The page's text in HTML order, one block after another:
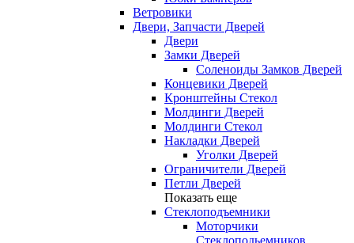
Ветровики
Двери, Запчасти Дверей
Двери
Замки Дверей
Соленоиды Замков Дверей
Концевики Дверей
Кронштейны Стекол
Молдинги Дверей
Молдинги Стекол
Накладки Дверей
Уголки Дверей
Ограничители Дверей
Петли Дверей
Показать еще
Стеклоподъемники
Моторчики
Стеклоподьемников